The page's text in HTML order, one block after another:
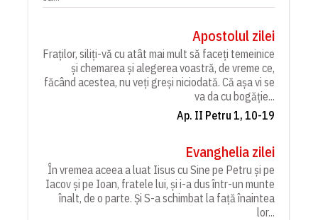
Apostolul zilei
Fraților, siliți-vă cu atât mai mult să faceți temeinice
și chemarea și alegerea voastră, de vreme ce,
făcând acestea, nu veți greși niciodată. Că așa vi se
va da cu bogăție...
Ap. II Petru 1, 10-19
Evanghelia zilei
În vremea aceea a luat Iisus cu Sine pe Petru și pe
Iacov și pe Ioan, fratele lui, și i-a dus într-un munte
înalt, de o parte. Și S-a schimbat la față înaintea
lor...